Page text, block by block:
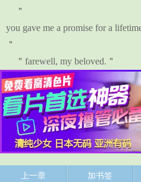
＂
you gave me a promise for a
＂
＂farewell, my beloved.＂
上一章 加书签